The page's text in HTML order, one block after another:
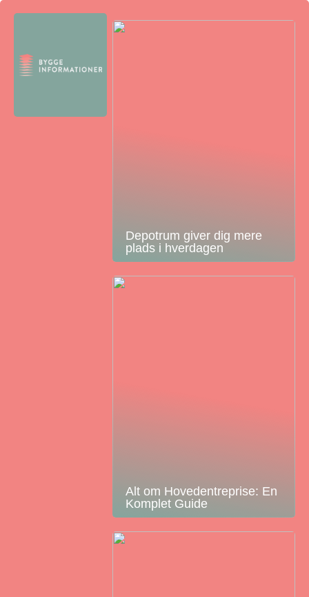
Depotrum giver dig mere
plads i hverdagen
Alt om Hovedentreprise: En
Komplet Guide